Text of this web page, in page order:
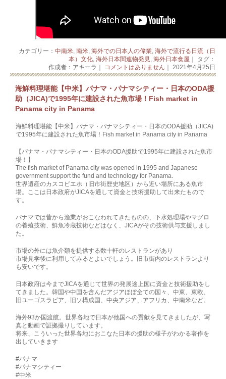
カテゴリー： 中南米, 南米, 海外での日本人の偉業, 海外で流行る日流（日
本）文化, 海外日本関連物発見, 海外日本食屋 ｜ タグ：
作成者：アキーラ｜ コメントはありません ｜ 2021年4月25日
海鮮料理堪能【中米】パナマ・パナマシティー・日本のODA援
助（JICA)で1995年に建設された魚市場！Fish market in
Panama city in Panama
海鮮料理堪能【中米】パナマ・パナマシティー・日本のODA援助（JICA)
で1995年に建設された魚市場！Fish market in Panama city in Panama
【パナマ・パナマシティー・日本のODA援助で1995年に建設された魚市
場！】
The fish market of Panama city was opened in 1995 and Japanese
government support the fund and technology for Panama.
世界遺産のカスコビエホ（旧市街歴史地区）から近い場所にある魚市
場。ここは日本政府がJICAを通して資金と技術援助して出来たもので
す。
パナマでは昔から漁業がおこなわれてきたものの、下水処理場やマグロ
の養殖技術、鮮魚冷蔵技術などはなく、JICAがその技術供与支援しまし
た。
市場の外には魚介類を提供する数十軒のレストランがあり
市場見学後に利用してみるとよいでしょう。旧市街内のレストランより
も安いです。
日本政府は今までJICAを通じて世界の発展途上国に資金と技術援助をし
てきました。韓国や中国を含んだアジアほぼ全ての国々、中東、東欧、
旧ユーゴスラビア、旧ソ構成国、中央アジア、アフリカ、中南米など。
海外93か国渡航。世界各地で日本が他国への貢献を見てきましたが、写
真と動画で証拠撮りしています。
将来、こういった世界各地におこなた日本の援助の様子がわかる著作を
出していきます
#パナマ
#パナマシティー
#中米